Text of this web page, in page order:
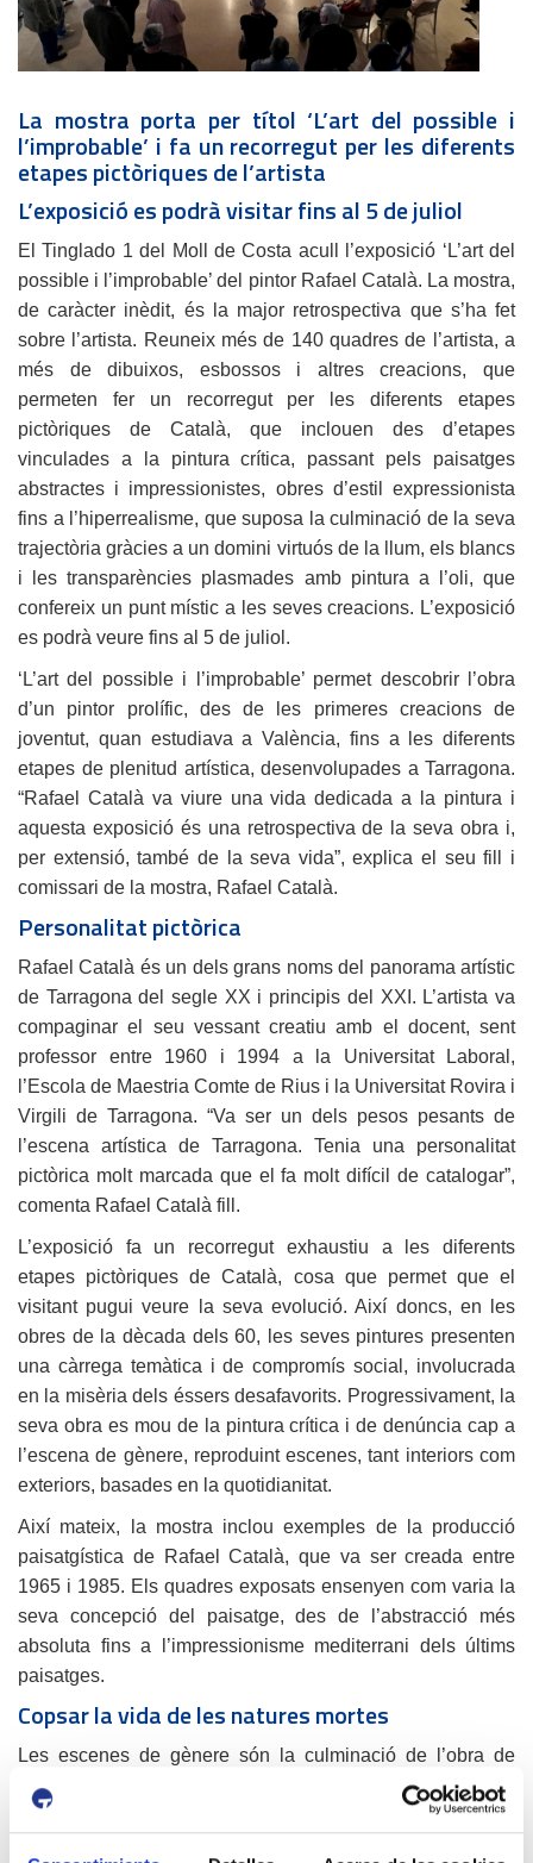
La mostra porta per títol ‘L’art del possible i
l’improbable’ i fa un recorregut per les diferents
etapes pictòriques de l’artista
L’exposició es podrà visitar fins al 5 de juliol
El Tinglado 1 del Moll de Costa acull l’exposició ‘L’art del
possible i l’improbable’ del pintor Rafael Català. La mostra,
de caràcter inèdit, és la major retrospectiva que s’ha fet
sobre l’artista. Reuneix més de 140 quadres de l’artista, a
més de dibuixos, esbossos i altres creacions, que
permeten fer un recorregut per les diferents etapes
pictòriques de Català, que inclouen des d’etapes
vinculades a la pintura crítica, passant pels paisatges
abstractes i impressionistes, obres d’estil expressionista
fins a l’hiperrealisme, que suposa la culminació de la seva
trajectòria gràcies a un domini virtuós de la llum, els blancs
i les transparències plasmades amb pintura a l’oli, que
confereix un punt místic a les seves creacions. L’exposició
es podrà veure fins al 5 de juliol.
‘L’art del possible i l’improbable’ permet descobrir l’obra
d’un pintor prolífic, des de les primeres creacions de
joventut, quan estudiava a València, fins a les diferents
etapes de plenitud artística, desenvolupades a Tarragona.
“Rafael Català va viure una vida dedicada a la pintura i
aquesta exposició és una retrospectiva de la seva obra i,
per extensió, també de la seva vida”, explica el seu fill i
comissari de la mostra, Rafael Català.
Personalitat pictòrica
Rafael Català és un dels grans noms del panorama artístic
de Tarragona del segle XX i principis del XXI. L’artista va
compaginar el seu vessant creatiu amb el docent, sent
professor entre 1960 i 1994 a la Universitat Laboral,
l’Escola de Maestria Comte de Rius i la Universitat Rovira i
Virgili de Tarragona. “Va ser un dels pesos pesants de
l’escena artística de Tarragona. Tenia una personalitat
pictòrica molt marcada que el fa molt difícil de catalogar”,
comenta Rafael Català fill.
L’exposició fa un recorregut exhaustiu a les diferents
etapes pictòriques de Català, cosa que permet que el
visitant pugui veure la seva evolució. Així doncs, en les
obres de la dècada dels 60, les seves pintures presenten
una càrrega temàtica i de compromís social, involucrada
en la misèria dels éssers desafavorits. Progressivament, la
seva obra es mou de la pintura crítica i de denúncia cap a
l’escena de gènere, reproduint escenes, tant interiors com
exteriors, basades en la quotidianitat.
Així mateix, la mostra inclou exemples de la producció
paisatgística de Rafael Català, que va ser creada entre
1965 i 1985. Els quadres exposats ensenyen com varia la
seva concepció del paisatge, des de l’abstracció més
absoluta fins a l’impressionisme mediterrani dels últims
paisatges.
Copsar la vida de les natures mortes
Les escenes de gènere són la culminació de l’obra de
Català i un dels grans atractius de l’exposició. Malgrat
reproduir detalls d’escenes quotidianes dins de les llars,